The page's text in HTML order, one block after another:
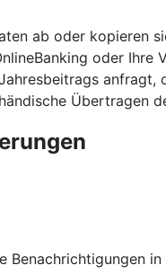
ab oder kopieren
oder Ihre
Übertragen
Benachrichtigungen